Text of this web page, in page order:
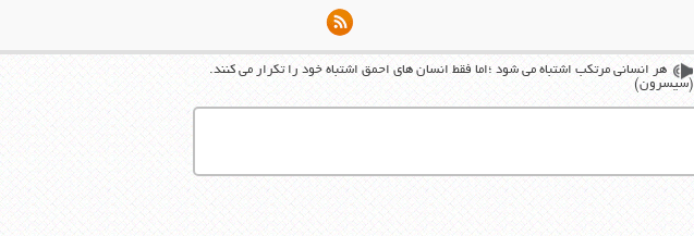
هر انسانی مرتکب اشتباه می شود ؛اما فقط انسان های احمق اشتباه خود را تکرار می کنند.
(سیسرون)